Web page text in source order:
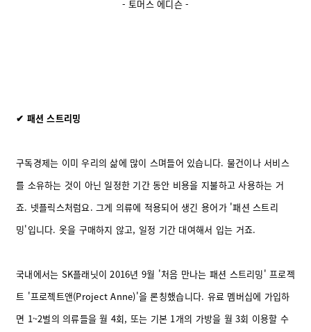
- 토머스 에디슨 -
✔ 패션 스트리밍
구독경제는 이미 우리의 삶에 많이 스며들어 있습니다. 물건이나 서비스
를 소유하는 것이 아닌 일정한 기간 동안 비용을 지불하고 사용하는 거
죠. 넷플릭스처럼요. 그게 의류에 적용되어 생긴 용어가 '패션 스트리
밍'입니다. 옷을 구매하지 않고, 일정 기간 대여해서 입는 거죠.
국내에서는 SK플래닛이 2016년 9월 '처음 만나는 패션 스트리밍' 프로젝
트 '프로젝트앤(Project Anne)'을 론칭했습니다. 유료 멤버십에 가입하
면 1~2벌의 의류들을 월 4회, 또는 기본 1개의 가방을 월 3회 이용할 수